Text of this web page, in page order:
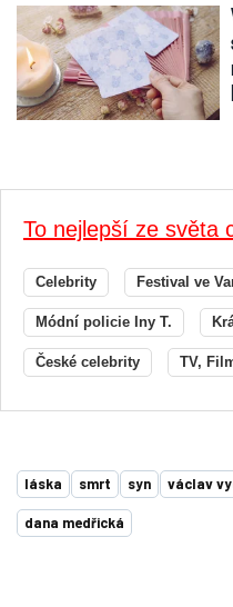
To nejlepší ze světa
Celebrity Festival ve
Módní policie Iny T.
České celebrity TV,
láska smrt syn václav
dana medřická